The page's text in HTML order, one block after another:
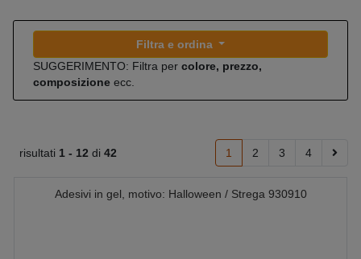
Filtra e ordina
SUGGERIMENTO: Filtra per colore, prezzo,
composizione ecc.
risultati 1 - 12 di 42 1 2 3 4
Adesivi in gel, motivo: Halloween / Strega 930910